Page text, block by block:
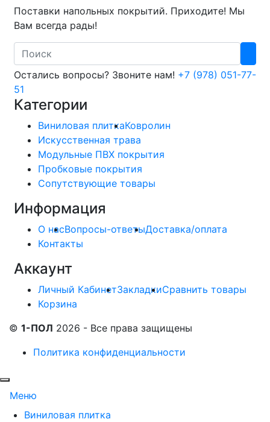
Поставки напольных покрытий. Приходите! Мы
Вам всегда рады!
Search
Остались вопросы? Звоните нам! +7 (978) 051-77-
51
Категории
Виниловая плиткаКовролин
Искусственная трава
Модульные ПВХ покрытия
Пробковые покрытия
Сопутствующие товары
Информация
О насВопросы-ответыДоставка/оплата
Контакты
Аккаунт
Личный КабинетЗакладкиСравнить товары
Корзина
© 1-ПОЛ 2026 - Все права защищены
Политика конфиденциальности
Меню
Виниловая плитка